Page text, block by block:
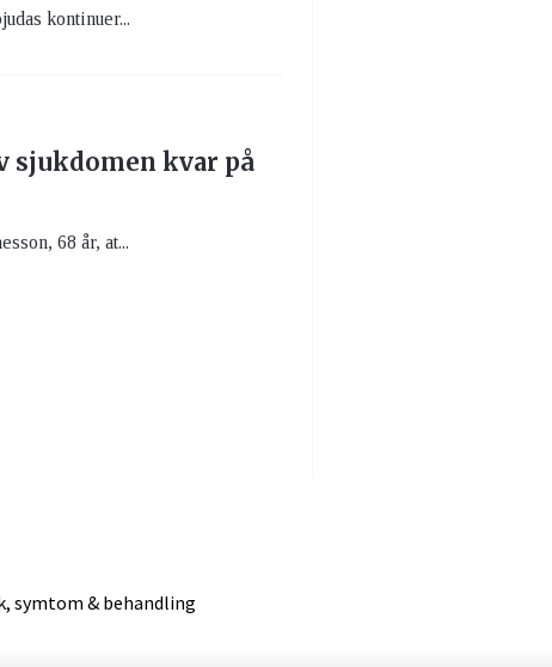
kontinuer...
sjukdomen kvar på
68 år, at...